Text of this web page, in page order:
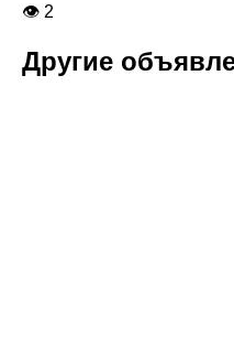
👁 2
Другие